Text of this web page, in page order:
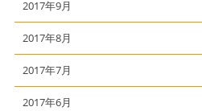
2017年9月
2017年8月
2017年7月
2017年6月